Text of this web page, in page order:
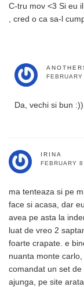
C-tru mov <3 Si eu
, cred o ca sa-l
Da, vechi si bun :))
IRINA
FEBRUARY
ma tenteaza si pe
face si acasa, dar
avea pe asta la
luat de vreo 2
foarte crapate. e
nuanta monte
comandat un set
ajunga, pe site